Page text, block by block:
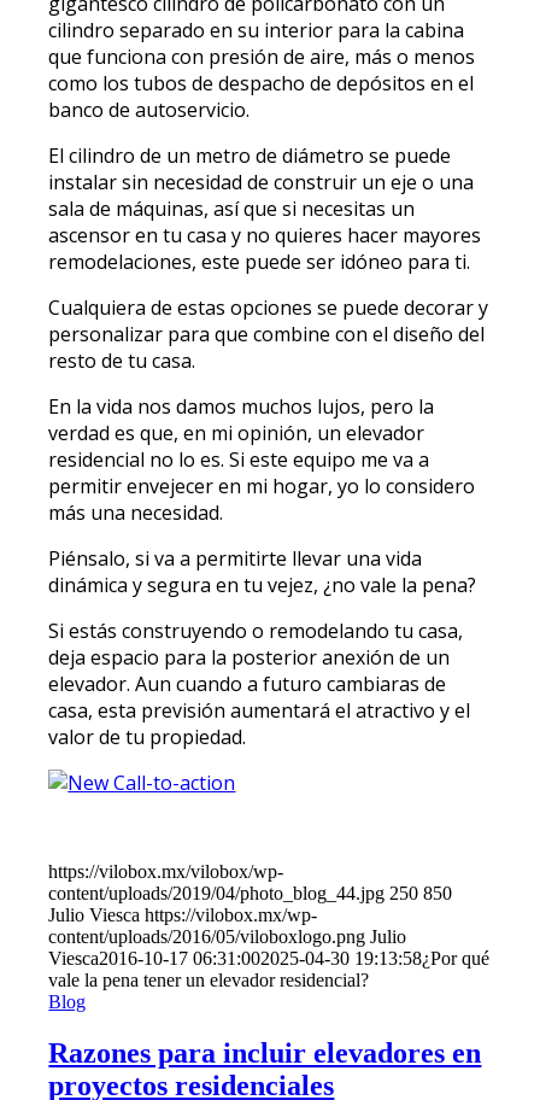
cilindro separado en su interior para la cabina
que funciona con presión de aire, más o menos
como los tubos de despacho de depósitos en el
banco de autoservicio.
El cilindro de un metro de diámetro se puede
instalar sin necesidad de construir un eje o una
sala de máquinas, así que si necesitas un
ascensor en tu casa y no quieres hacer mayores
remodelaciones, este puede ser idóneo para ti.
Cualquiera de estas opciones se puede decorar y
personalizar para que combine con el diseño del
resto de tu casa.
En la vida nos damos muchos lujos, pero la
verdad es que, en mi opinión, un elevador
residencial no lo es. Si este equipo me va a
permitir envejecer en mi hogar, yo lo considero
más una necesidad.
Piénsalo, si va a permitirte llevar una vida
dinámica y segura en tu vejez, ¿no vale la pena?
Si estás construyendo o remodelando tu casa,
deja espacio para la posterior anexión de un
elevador. Aun cuando a futuro cambiaras de
casa, esta previsión aumentará el atractivo y el
valor de tu propiedad.
https://vilobox.mx/vilobox/wp-
content/uploads/2019/04/photo_blog_44.jpg 250 850
Julio Viesca https://vilobox.mx/wp-
content/uploads/2016/05/viloboxlogo.png Julio
Viesca2016-10-17 06:31:002025-04-30 19:13:58¿Por qué
vale la pena tener un elevador residencial?
Blog
Razones para incluir elevadores en
proyectos residenciales